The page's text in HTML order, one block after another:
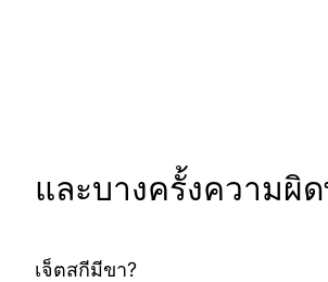
และบางครั้งความผิ
เจ็ตสกีมีขา?